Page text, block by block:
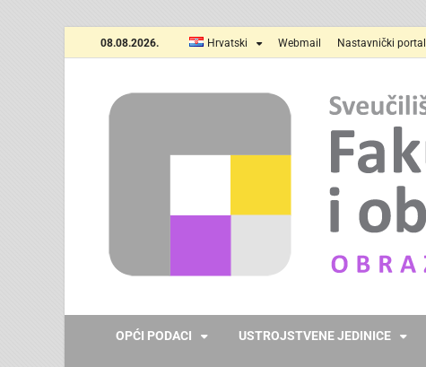
08.08.2026. Hrvatski Webmail Nastavnički portal
OPĆI PODACI USTROJSTVENE JEDINICE